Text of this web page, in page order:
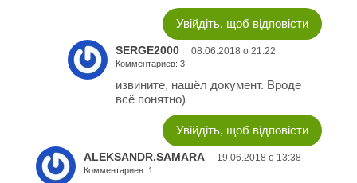
Увійдіть, щоб відповісти
SERGE2000 08.06.2018 о 21:22
Комментариев: 3
извините, нашёл документ. Вроде
всё понятно)
Увійдіть, щоб відповісти
ALEKSANDR.SAMARA 19.06.2018 о 13:38
Комментариев: 1